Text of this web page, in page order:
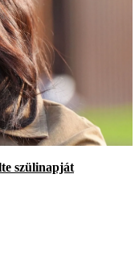
szülinapját